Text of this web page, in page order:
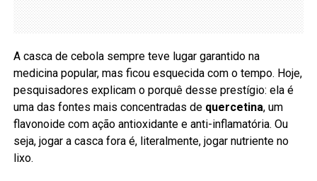
A casca de cebola sempre teve lugar garantido na
medicina popular, mas ficou esquecida com o tempo. Hoje,
pesquisadores explicam o porquê desse prestígio: ela é
uma das fontes mais concentradas de quercetina, um
flavonoide com ação antioxidante e anti-inflamatória. Ou
seja, jogar a casca fora é, literalmente, jogar nutriente no
lixo.